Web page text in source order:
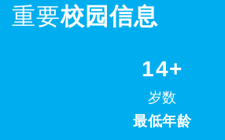
重要校园信息
14+
岁数
最低年龄